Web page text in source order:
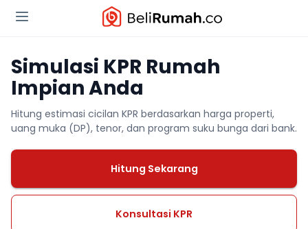
Simulasi KPR Rumah
Impian Anda
Hitung estimasi cicilan KPR berdasarkan harga properti,
uang muka (DP), tenor, dan program suku bunga dari bank.
Hitung Sekarang
Konsultasi KPR